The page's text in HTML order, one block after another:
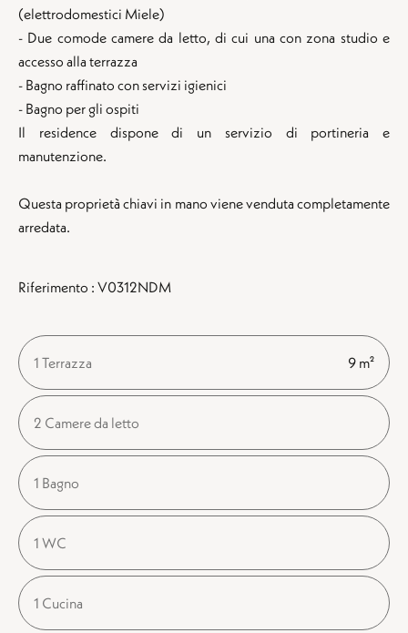
(elettrodomestici Miele)
- Due comode camere da letto, di cui una con zona studio e
accesso alla terrazza
- Bagno raffinato con servizi igienici
- Bagno per gli ospiti
Il residence dispone di un servizio di portineria e
manutenzione.
Questa proprietà chiavi in mano viene venduta completamente
arredata.
Riferimento : V0312NDM
1 Terrazza 9 m²
2 Camere da letto
1 Bagno
1 WC
1 Cucina